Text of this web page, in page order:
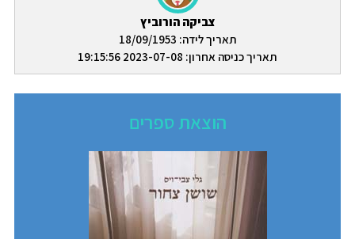
צביקה הורוביץ
תאריך לידה: 18/09/1953
תאריך כניסה אחרון: 2023-07-08 19:15:56
הוצאת ספרים